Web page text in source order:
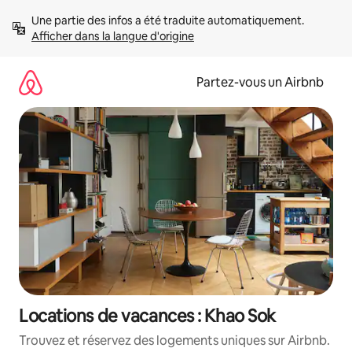
directement
Afficher dans la langue d'origine
Partez-vous un Airbnb
Locations de vacances : Khao Sok
Trouvez et réservez des logements uniques sur Airbnb.